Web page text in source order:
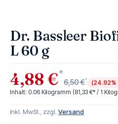
Dr. Bassleer
L 60 g
4,88 €*
6,50 €*
Inhalt: 0.06 Kilogramm (81,33 €* / 1
inkl. MwSt., zzgl. Versand